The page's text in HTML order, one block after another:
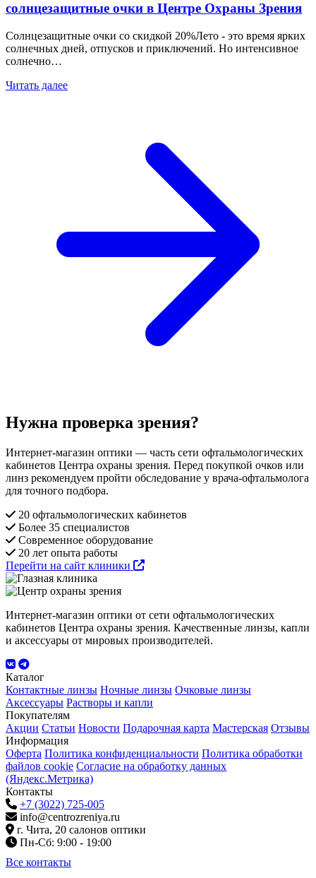
солнцезащитные очки в Центре Охраны Зрения
Солнцезащитные очки со скидкой 20%Лето - это время ярких
солнечных дней, отпусков и приключений. Но интенсивное
солнечно…
Читать далее
Нужна проверка зрения?
Интернет-магазин оптики — часть сети офтальмологических
кабинетов Центра охраны зрения. Перед покупкой очков или
линз рекомендуем пройти обследование у врача-офтальмолога
для точного подбора.
20 офтальмологических кабинетов
Более 35 специалистов
Современное оборудование
20 лет опыта работы
Перейти на сайт клиники
Интернет-магазин оптики от сети офтальмологических
кабинетов Центра охраны зрения. Качественные линзы, капли
и аксессуары от мировых производителей.
Каталог
Контактные линзы Ночные линзы Очковые линзы
Аксессуары Растворы и капли
Покупателям
Акции Статьи Новости Подарочная карта Мастерская Отзывы
Информация
Оферта Политика конфиденциальности Политика обработки
файлов cookie Согласие на обработку данных
(Яндекс.Метрика)
Контакты
+7 (3022) 725-005
info@centrozreniya.ru
г. Чита, 20 салонов оптики
Пн-Сб: 9:00 - 19:00
Все контакты